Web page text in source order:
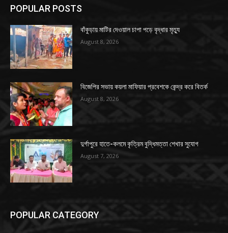
POPULAR POSTS
বাঁকুড়ায় মাটির দেওয়াল চাপা পড়ে বৃদ্ধার মৃত্যু
August 8, 2026
বিজেপির সভায় কয়লা মাফিয়ার প্রবেশকে কেন্দ্র করে বিতর্ক
August 8, 2026
দুর্গাপুরে হাতে-কলমে কৃত্রিম বুদ্ধিমত্তা শেখার সুযোগ
August 7, 2026
POPULAR CATEGORY